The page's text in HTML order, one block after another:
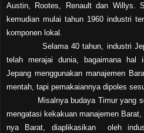
Austin, Rootes, Renault dan Willys.
kemudian mulai tahun 1960 industri
komponen lokal.
Selama 40 tahun, industri
telah merajai dunia, bagaimana hal
Jepang menggunakan manajemen
mentah, tapi pemakaiannya dipoles
Misalnya budaya Timur yang
mengatasi kekakuan manajemen Barat,
nya Barat, diaplikasikan oleh